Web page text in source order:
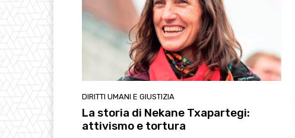
DIRITTI UMANI E GIUSTIZIA
La storia di Nekane Txapartegi:
attivismo e tortura